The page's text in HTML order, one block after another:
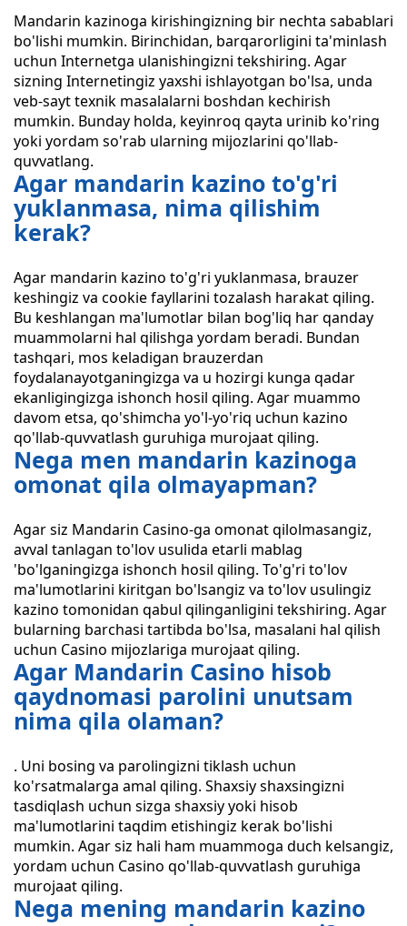
Mandarin kazinoga kirishingizning bir nechta sabablari
bo'lishi mumkin. Birinchidan, barqarorligini ta'minlash
uchun Internetga ulanishingizni tekshiring. Agar
sizning Internetingiz yaxshi ishlayotgan bo'lsa, unda
veb-sayt texnik masalalarni boshdan kechirish
mumkin. Bunday holda, keyinroq qayta urinib ko'ring
yoki yordam so'rab ularning mijozlarini qo'llab-
quvvatlang.
Agar mandarin kazino to'g'ri
yuklanmasa, nima qilishim
kerak?
Agar mandarin kazino to'g'ri yuklanmasa, brauzer
keshingiz va cookie fayllarini tozalash harakat qiling.
Bu keshlangan ma'lumotlar bilan bog'liq har qanday
muammolarni hal qilishga yordam beradi. Bundan
tashqari, mos keladigan brauzerdan
foydalanayotganingizga va u hozirgi kunga qadar
ekanligingizga ishonch hosil qiling. Agar muammo
davom etsa, qo'shimcha yo'l-yo'riq uchun kazino
qo'llab-quvvatlash guruhiga murojaat qiling.
Nega men mandarin kazinoga
omonat qila olmayapman?
Agar siz Mandarin Casino-ga omonat qilolmasangiz,
avval tanlagan to'lov usulida etarli mablag
'bo'lganingizga ishonch hosil qiling. To'g'ri to'lov
ma'lumotlarini kiritgan bo'lsangiz va to'lov usulingiz
kazino tomonidan qabul qilinganligini tekshiring. Agar
bularning barchasi tartibda bo'lsa, masalani hal qilish
uchun Casino mijozlariga murojaat qiling.
Agar Mandarin Casino hisob
qaydnomasi parolini unutsam
nima qila olaman?
. Uni bosing va parolingizni tiklash uchun
ko'rsatmalarga amal qiling. Shaxsiy shaxsingizni
tasdiqlash uchun sizga shaxsiy yoki hisob
ma'lumotlarini taqdim etishingiz kerak bo'lishi
mumkin. Agar siz hali ham muammoga duch kelsangiz,
yordam uchun Casino qo'llab-quvvatlash guruhiga
murojaat qiling.
Nega mening mandarin kazino